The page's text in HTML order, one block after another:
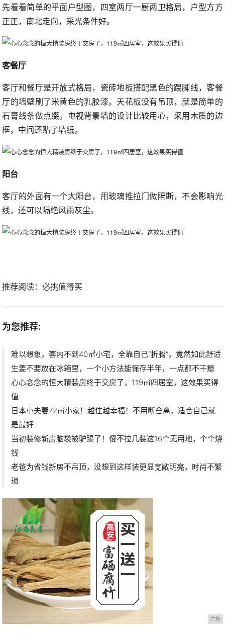
先看看简单的平面户型图，四室两厅一厨两卫格局，户型方方
正正，南北走向，采光条件好。
客餐厅
客厅和餐厅是开放式格局，瓷砖地板搭配黑色的踢脚线，客餐
厅的墙壁刷了米黄色的乳胶漆。天花板没有吊顶，就是简单的
石膏线条做点缀。电视背景墙的设计比较用心，采用木质的边
框，中间还贴了墙纸。
阳台
客厅的外面有一个大阳台，用玻璃推拉门做隔断，不会影响光
线，还可以隔绝风雨灰尘。
推荐阅读：必挑值得买
为您推荐:
难以想象，套内不到40㎡小宅，全靠自己“折腾”，竟然如此舒适
生姜不要放在冰箱里，一个小方法能保存半年，一点都不干瘪
心心念念的恒大精装房终于交房了，119㎡四居室，这效果买得
值
日本小夫妻72㎡小家！越住越幸福！不用断舍离，适合自己就
是最好
当初装修新房脑袋被驴踢了！傻不拉几装这16个无用地，个个烧
钱
老爸为省钱新房不吊顶，没想到这样装更显宽敞明亮，时尚不繁
琐
广告